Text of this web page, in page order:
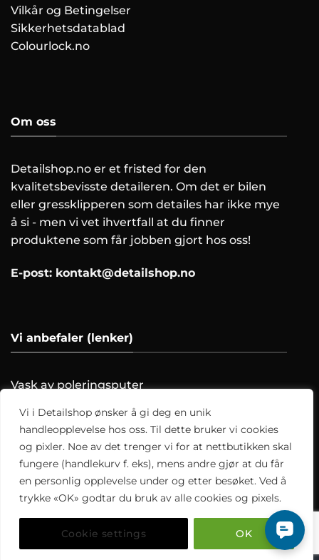
Vi i Detailshop ønsker å gi deg en unik
handleopplevelse hos oss. Til dette bruker vi cookies
og pixler. Noe av det trenger vi for at nettbutikken skal
fungere (handlekurv f. eks), mens andre gjør at du får
en personlig opplevelse under og etter besøket. Ved å
trykke «OK» godtar du bruk av alle cookies og pixels.
Cookie settings OK
Vilkår og Betingelser
Sikkerhetsdatablad
Colourlock.no
Om oss
Detailshop.no er et fristed for den
kvalitetsbevisste detaileren. Om det er bilen
eller gressklipperen som detailes har ikke mye
å si - men vi vet ihvertfall at du finner
produktene som får jobben gjort hos oss!
E-post: kontakt@detailshop.no
Vi anbefaler (lenker)
Vask av poleringsputer
Vask motoren trygt!
Hvordan clayer du?
Alle artikler
Copyright 2026 ©Detailshop.no